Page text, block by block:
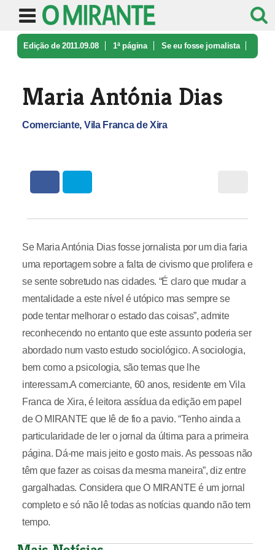
Edição de 2011.09.08 1ª página Se eu fosse jornalista
Maria Antónia Dias
Comerciante, Vila Franca de Xira
Se Maria Antónia Dias fosse jornalista por um dia faria
uma reportagem sobre a falta de civismo que prolifera e
se sente sobretudo nas cidades. “É claro que mudar a
mentalidade a este nível é utópico mas sempre se
pode tentar melhorar o estado das coisas”, admite
reconhecendo no entanto que este assunto poderia ser
abordado num vasto estudo sociológico. A sociologia,
bem como a psicologia, são temas que lhe
interessam.A comerciante, 60 anos, residente em Vila
Franca de Xira, é leitora assídua da edição em papel
de O MIRANTE que lê de fio a pavio. “Tenho ainda a
particularidade de ler o jornal da última para a primeira
página. Dá-me mais jeito e gosto mais. As pessoas não
têm que fazer as coisas da mesma maneira”, diz entre
gargalhadas. Considera que O MIRANTE é um jornal
completo e só não lê todas as notícias quando não tem
tempo.